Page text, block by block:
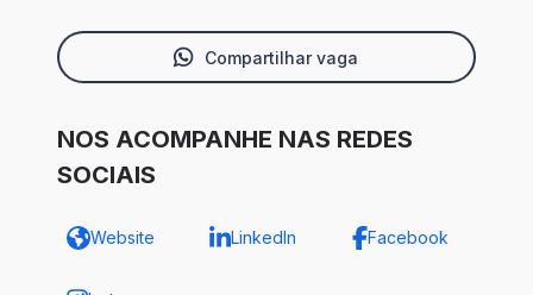
Compartilhar vaga
NOS ACOMPANHE NAS REDES
SOCIAIS
Website LinkedIn Facebook